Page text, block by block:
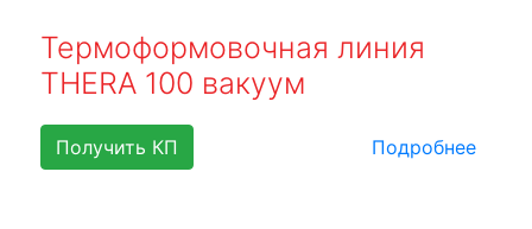
Термоформовочная линия
THERA 100 вакуум
Получить КП Подробнее